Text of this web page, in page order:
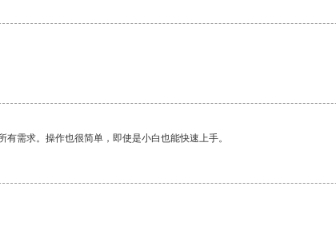
需求。操作也很简单，即使是小白也能快速上手。